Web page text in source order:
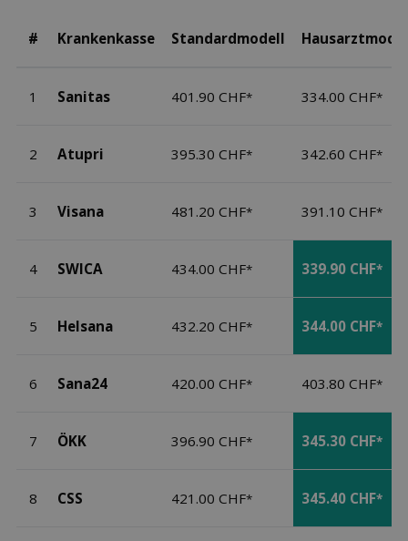
# Krankenkasse Standardmodell
1 Sanitas 401.90 CHF* 334.00 CHF*
2 Atupri 395.30 CHF* 342.60 CHF*
3 Visana 481.20 CHF* 391.10 CHF*
4 SWICA 434.00 CHF* 339.90 CHF*
5 Helsana 432.20 CHF* 344.00 CHF*
6 Sana24 420.00 CHF* 403.80 CHF*
7 ÖKK 396.90 CHF* 345.30 CHF*
8 CSS 421.00 CHF* 345.40 CHF*